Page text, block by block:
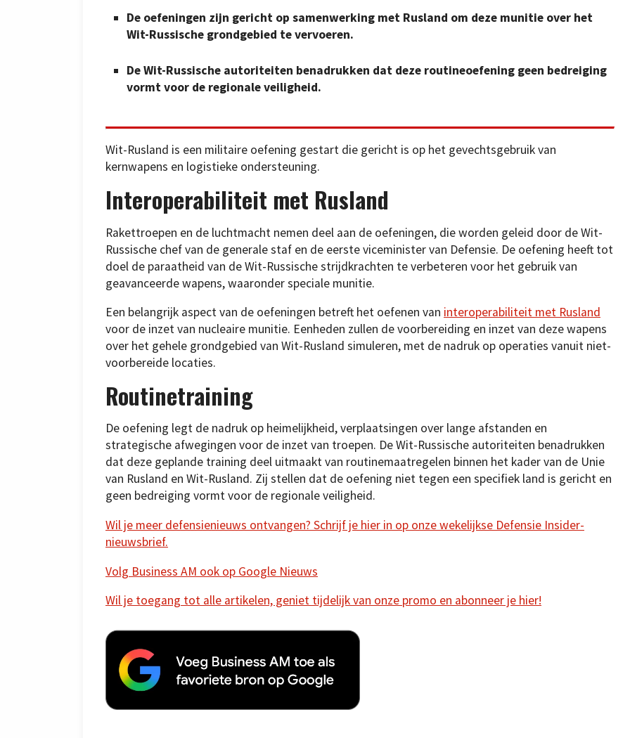
De oefeningen zijn gericht op samenwerking met Rusland om deze munitie over het
Wit-Russische grondgebied te vervoeren.
De Wit-Russische autoriteiten benadrukken dat deze routineoefening geen bedreiging
vormt voor de regionale veiligheid.
Wit-Rusland is een militaire oefening gestart die gericht is op het gevechtsgebruik van
kernwapens en logistieke ondersteuning.
Interoperabiliteit met Rusland
Rakettroepen en de luchtmacht nemen deel aan de oefeningen, die worden geleid door de Wit-
Russische chef van de generale staf en de eerste viceminister van Defensie. De oefening heeft tot
doel de paraatheid van de Wit-Russische strijdkrachten te verbeteren voor het gebruik van
geavanceerde wapens, waaronder speciale munitie.
Een belangrijk aspect van de oefeningen betreft het oefenen van interoperabiliteit met Rusland
voor de inzet van nucleaire munitie. Eenheden zullen de voorbereiding en inzet van deze wapens
over het gehele grondgebied van Wit-Rusland simuleren, met de nadruk op operaties vanuit niet-
voorbereide locaties.
Routinetraining
De oefening legt de nadruk op heimelijkheid, verplaatsingen over lange afstanden en
strategische afwegingen voor de inzet van troepen. De Wit-Russische autoriteiten benadrukken
dat deze geplande training deel uitmaakt van routinemaatregelen binnen het kader van de Unie
van Rusland en Wit-Rusland. Zij stellen dat de oefening niet tegen een specifiek land is gericht en
geen bedreiging vormt voor de regionale veiligheid.
Wil je meer defensienieuws ontvangen? Schrijf je hier in op onze wekelijkse Defensie Insider-
nieuwsbrief.
Volg Business AM ook op Google Nieuws
Wil je toegang tot alle artikelen, geniet tijdelijk van onze promo en abonneer je hier!